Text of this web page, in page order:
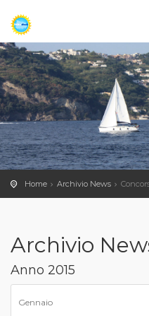
Home Archivio News
Archivio
Anno 2015
Gennaio